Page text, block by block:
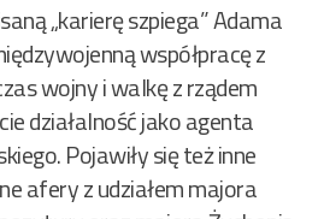
„karierę szpiega” Adama
współpracę z
wojny i walkę z rządem
działalność jako agenta
Pojawiły się też inne
afery z udziałem majora